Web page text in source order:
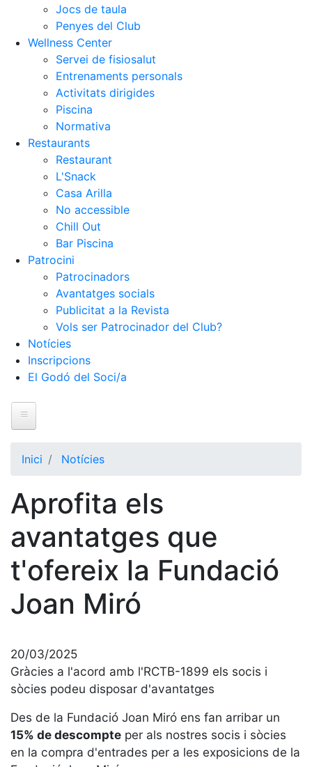
Jocs de taula
Penyes del Club
Wellness Center
Servei de fisiosalut
Entrenaments personals
Activitats dirigides
Piscina
Normativa
Restaurants
Restaurant
L'Snack
Casa Arilla
No accessible
Chill Out
Bar Piscina
Patrocini
Patrocinadors
Avantatges socials
Publicitat a la Revista
Vols ser Patrocinador del Club?
Notícies
Inscripcions
El Godó del Soci/a
Història
La nostra
història
Cronologia
Presidents
Organització
directiva
Comissions
i comités
executiva
Fundació
Inici Notícies
Aprofita els
avantatges que
t'ofereix la Fundació
Joan Miró
20/03/2025
Gràcies a l'acord amb l'RCTB-1899 els socis i
sòcies podeu disposar d'avantatges
Des de la Fundació Joan Miró ens fan arribar un
15% de descompte per als nostres socis i sòcies
en la compra d'entrades per a les exposicions de la